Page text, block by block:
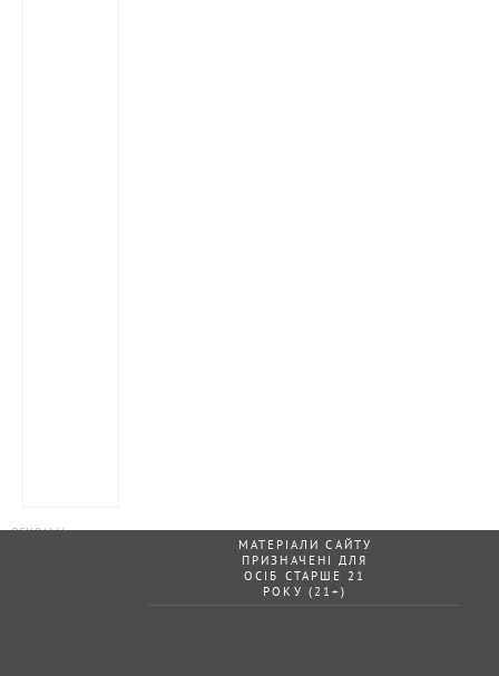
МАТЕРІАЛИ САЙТУ
ПРИЗНАЧЕНІ ДЛЯ
ОСІБ СТАРШЕ 21
РОКУ (21+)